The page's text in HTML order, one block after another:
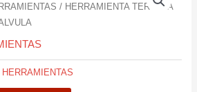
/ HERRAMIENTA TERRAJA
HERRAMIENTAS